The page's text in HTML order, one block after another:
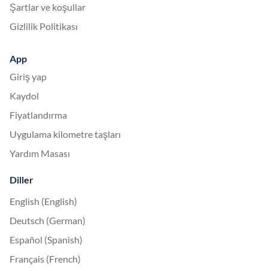
Şartlar ve koşullar
Gizlilik Politikası
App
Giriş yap
Kaydol
Fiyatlandırma
Uygulama kilometre taşları
Yardım Masası
Diller
English (English)
Deutsch (German)
Español (Spanish)
Français (French)